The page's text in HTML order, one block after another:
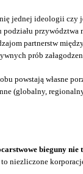
jednej ideologii czy
przywództwa
partnerstw
prób
powstają własne
(globalny,
bieguny nie
niezliczone